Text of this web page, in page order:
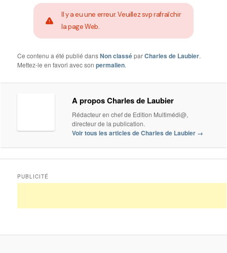
Il y a eu une erreur. Veuillez svp rafraîchir
la page Web.
Ce contenu a été publié dansNon classéparCharles de Laubier.
Mettez-le en favori avec sonpermalien.
A propos Charles de Laubier
Rédacteur en chef de Edition Multimédi@,
directeur de la publication.
Voir tous les articles de Charles de Laubier →
PUBLICITÉ